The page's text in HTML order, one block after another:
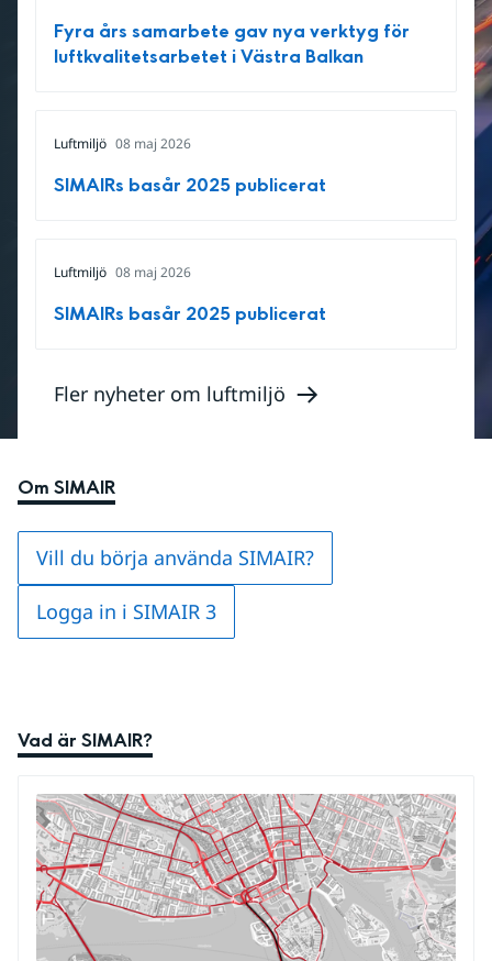
Fyra års samarbete gav nya verktyg för
luftkvalitetsarbetet i Västra Balkan
Luftmiljö 08 maj 2026
SIMAIRs basår 2025 publicerat
Luftmiljö 08 maj 2026
SIMAIRs basår 2025 publicerat
Fler nyheter om luftmiljö
Om SIMAIR
Vill du börja använda SIMAIR?
Logga in i SIMAIR 3
Vad är SIMAIR?